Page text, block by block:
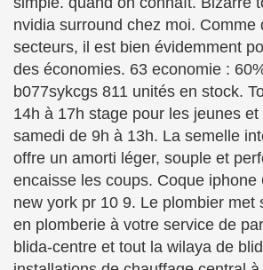
nvidia surround chez moi. Comme
secteurs, il est bien évidemment
des économies. 63 economie :
b077sykcgs 811 unités en stock.
14h à 17h stage pour les jeunes
samedi de 9h à 13h. La semelle
offre un amorti léger, souple et
encaisse les coups. Coque iphone
new york pr 10 9. Le plombier met
en plomberie à votre service de
blida-centre et tout la wilaya de